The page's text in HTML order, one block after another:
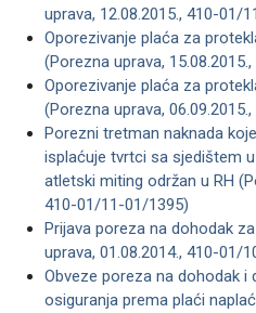
uprava, 12.08.2015., 410-01/
Oporezivanje plaća za
(Porezna uprava,
Oporezivanje plaća za
(Porezna uprava,
Porezni tretman naknada
isplaćuje tvrtci sa sjedištem
atletski miting održan u RH
410-01/11-01/1395)
Prijava poreza na dohodak
uprava, 01.08.2014., 410-01/
Obveze poreza na dohodak i
osiguranja prema plaći